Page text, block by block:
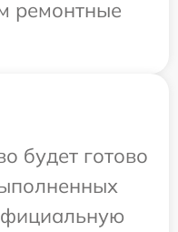
ремонтные
будет готово